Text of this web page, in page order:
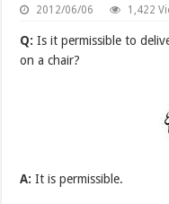
2012/06/06 1,422
Q: Is it permissible to
on a chair?
A:It is permissible.